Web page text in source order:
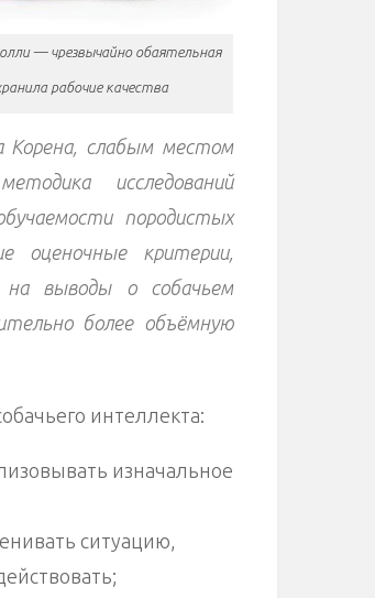
— чрезвычайно обаятельная
рабочие качества
Корена, слабым местом
исследований
породистых
оценочные критерии,
выводы о собачьем
более объёмную
интеллекта:
изначальное
ситуацию,